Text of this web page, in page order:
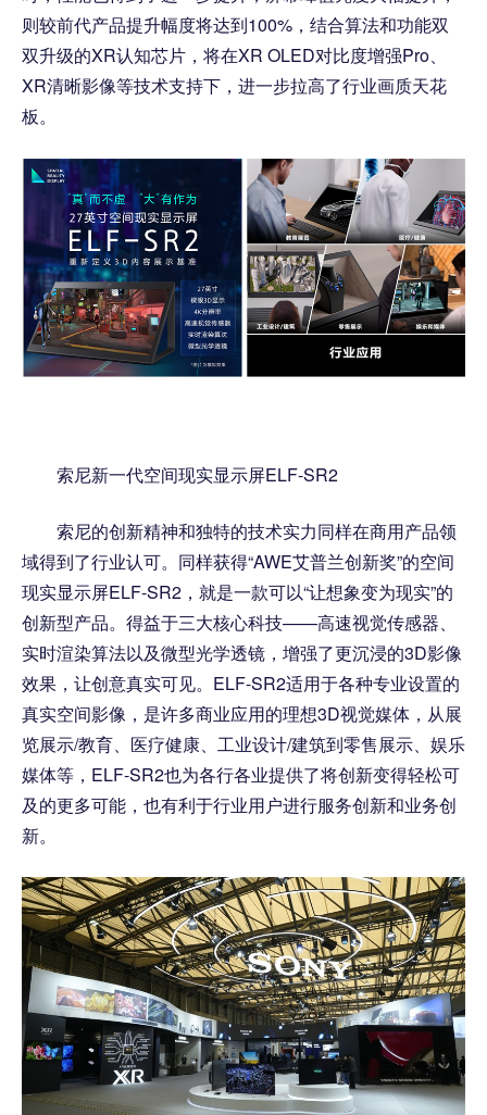
则较前代产品提升幅度将达到100%，结合算法和功能双
双升级的XR认知芯片，将在XR OLED对比度增强Pro、
XR清晰影像等技术支持下，进一步拉高了行业画质天花
板。
索尼新一代空间现实显示屏ELF-SR2
索尼的创新精神和独特的技术实力同样在商用产品领
域得到了行业认可。同样获得“AWE艾普兰创新奖”的空间
现实显示屏ELF-SR2，就是一款可以“让想象变为现实”的
创新型产品。得益于三大核心科技——高速视觉传感器、
实时渲染算法以及微型光学透镜，增强了更沉浸的3D影像
效果，让创意真实可见。ELF-SR2适用于各种专业设置的
真实空间影像，是许多商业应用的理想3D视觉媒体，从展
览展示/教育、医疗健康、工业设计/建筑到零售展示、娱乐
媒体等，ELF-SR2也为各行各业提供了将创新变得轻松可
及的更多可能，也有利于行业用户进行服务创新和业务创
新。